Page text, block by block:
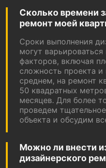
Сколько времени
ремонт моей
Сроки выполнения
могут
факторов, включая
сложность проекта
среднем, на ремонт
50 квадратных
месяцев. Для более
проведем
объекта и обсудим
Можно ли внести
дизайнерского